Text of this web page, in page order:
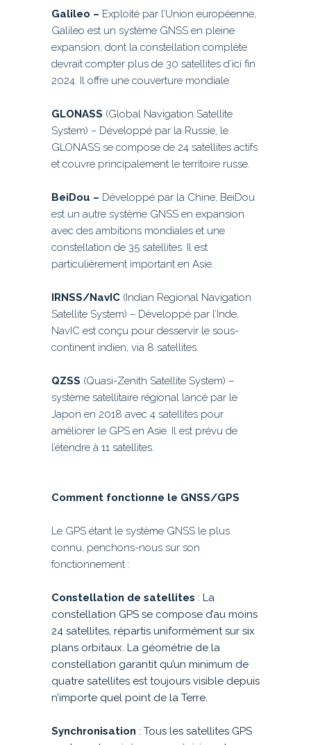
Galileo – Exploité par l’Union européenne,
Galileo est un système GNSS en pleine
expansion, dont la constellation complète
devrait compter plus de 30 satellites d’ici fin
2024. Il offre une couverture mondiale.
GLONASS (Global Navigation Satellite
System) – Développé par la Russie, le
GLONASS se compose de 24 satellites actifs
et couvre principalement le territoire russe.
BeiDou – Développé par la Chine, BeiDou
est un autre système GNSS en expansion
avec des ambitions mondiales et une
constellation de 35 satellites. Il est
particulièrement important en Asie.
IRNSS/NavIC (Indian Regional Navigation
Satellite System) – Développé par l’Inde,
NavIC est conçu pour desservir le sous-
continent indien, via 8 satellites.
QZSS (Quasi-Zenith Satellite System) –
système satellitaire régional lancé par le
Japon en 2018 avec 4 satellites pour
améliorer le GPS en Asie. Il est prévu de
l’étendre à 11 satellites.
Comment fonctionne le GNSS/GPS
Le GPS étant le système GNSS le plus
connu, penchons-nous sur son
fonctionnement :
Constellation de satellites : La
constellation GPS se compose d’au moins
24 satellites, répartis uniformément sur six
plans orbitaux. La géométrie de la
constellation garantit qu’un minimum de
quatre satellites est toujours visible depuis
n’importe quel point de la Terre.
Synchronisation : Tous les satellites GPS